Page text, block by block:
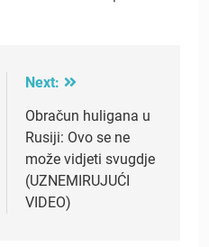
Next:
Obračun huligana u
Rusiji: Ovo se ne
može vidjeti svugdje
(UZNEMIRUJUĆI
VIDEO)